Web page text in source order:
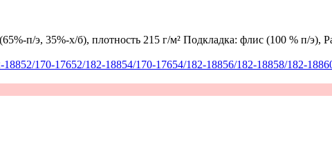
п/э, 35%-х/б), плотность 215 г/м² Подкладка: флис (100 % п/э),
18852/170-17652/182-18854/170-17654/182-18856/182-18858/182-188